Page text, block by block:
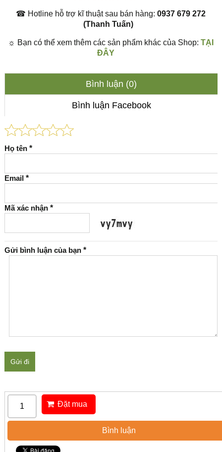
☎ Hotline hỗ trợ kĩ thuật sau bán hàng:0937 679 272
(Thanh Tuấn)
☼ Bạn có thể xem thêm các sản phẩm khác của Shop:TẠI
ĐÂY
Bình luận (0)
Bình luận Facebook
Họ tên *
Email *
Mã xác nhận *
Gửi bình luận của bạn *
Gửi đi
Đặt mua
Bình luận